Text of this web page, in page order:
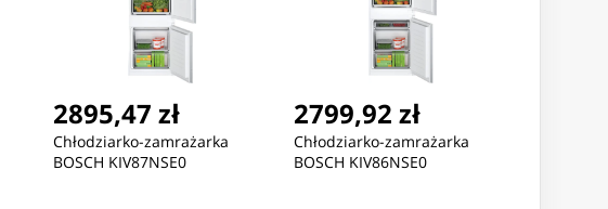
2895,47 zł
Chłodziarko-zamrażarka
BOSCH KIV87NSE0
2799,92 zł
Chłodziarko-zamrażarka
BOSCH KIV86NSE0